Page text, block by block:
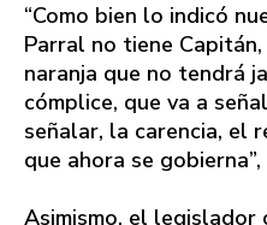
“Como bien lo indicó
Parral no tiene
naranja que no tendrá
cómplice, que va a
señalar, la carencia, el
que ahora se
Asimismo, el legislador